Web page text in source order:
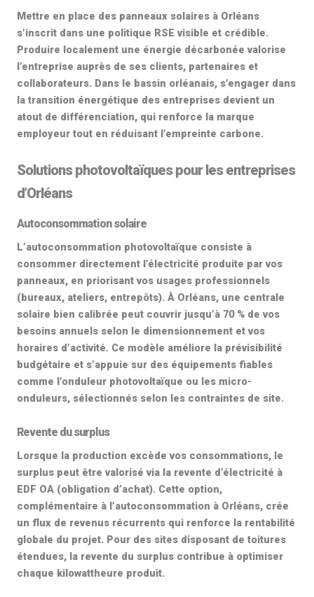
Mettre en place des panneaux solaires à Orléans
s’inscrit dans une politique RSE visible et crédible.
Produire localement une énergie décarbonée valorise
l’entreprise auprès de ses clients, partenaires et
collaborateurs. Dans le bassin orléanais, s’engager dans
la transition énergétique des entreprises devient un
atout de différenciation, qui renforce la marque
employeur tout en réduisant l’empreinte carbone.
Solutions photovoltaïques pour les entreprises
d’Orléans
Autoconsommation solaire
L’autoconsommation photovoltaïque consiste à
consommer directement l’électricité produite par vos
panneaux, en priorisant vos usages professionnels
(bureaux, ateliers, entrepôts). À Orléans, une centrale
solaire bien calibrée peut couvrir jusqu’à 70 % de vos
besoins annuels selon le dimensionnement et vos
horaires d’activité. Ce modèle améliore la prévisibilité
budgétaire et s’appuie sur des équipements fiables
comme l’onduleur photovoltaïque ou les micro-
onduleurs, sélectionnés selon les contraintes de site.
Revente du surplus
Lorsque la production excède vos consommations, le
surplus peut être valorisé via la revente d’électricité à
EDF OA (obligation d’achat). Cette option,
complémentaire à l’autoconsommation à Orléans, crée
un flux de revenus récurrents qui renforce la rentabilité
globale du projet. Pour des sites disposant de toitures
étendues, la revente du surplus contribue à optimiser
chaque kilowattheure produit.